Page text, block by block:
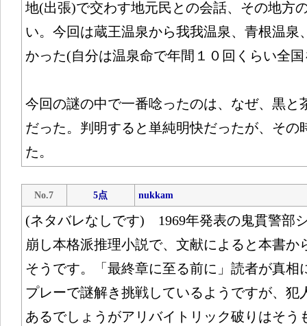
地(出張)で交わす地元民との会話、その地方
い。今回は蔵王温泉から我我温泉、青根温泉
かった(自分は温泉命で年間１０回くらい全
今回の謎の中で一番唸ったのは、なぜ、黒と
だった。判明すると単純明快だったが、その
た。
No.7 5点 nukkam
(ネタバレなしです) 1969年発表の鬼貫警部
崩し本格派推理小説で、文献によると本書か
そうです。「最終章に至る前に」読者が真相
プレーで謎解き挑戦しているようですが、犯
あるでしょうがアリバイトリック破りはそう